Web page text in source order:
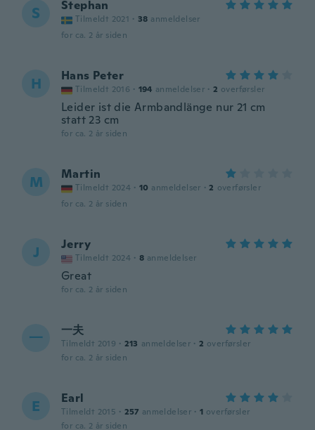
S Stephan
Tilmeldt 2021 · 38 anmeldelser
for ca. 2 år siden
H Hans Peter
Tilmeldt 2016 · 194 anmeldelser · 2 overførsler
Leider ist die Armbandlänge nur 21 cm
statt 23 cm
for ca. 2 år siden
M Martin
Tilmeldt 2024 · 10 anmeldelser · 2 overførsler
for ca. 2 år siden
J Jerry
Tilmeldt 2024 · 8 anmeldelser
Great
for ca. 2 år siden
一 一夫
Tilmeldt 2019 · 213 anmeldelser · 2 overførsler
for ca. 2 år siden
E Earl
Tilmeldt 2015 · 257 anmeldelser · 1 overførsler
for ca. 2 år siden